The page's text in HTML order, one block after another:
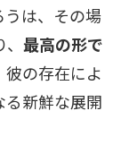
うは、その場
最高の形で
彼の存在によ
る新鮮な展開